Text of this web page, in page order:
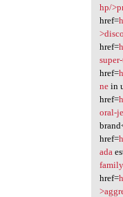
hp/
href=
href=
href=
nein
href=
oral-
href=
ada
href=